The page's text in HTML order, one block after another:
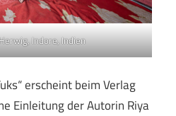
Indore, Indien
erscheint beim Verlag
Einleitung der Autorin Riya